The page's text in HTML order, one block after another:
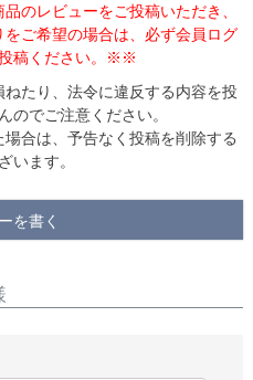
のレビューをご投稿いただき、
ご希望の場合は、必ず会員ログ
稿ください。※※
たり、法令に違反する内容を投
のでご注意ください。
合は、予告なく投稿を削除する
います。
を書く